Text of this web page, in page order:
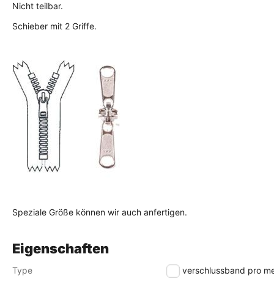
Nicht teilbar.
Schieber mit 2 Griffe.
Speziale Größe können wir auch anfertigen.
Eigenschaften
Type reiẞverschlussband pro